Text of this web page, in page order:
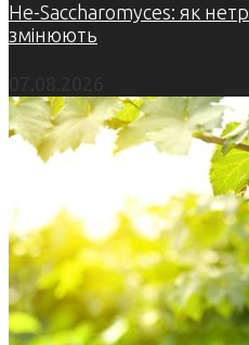
Не-Saccharomyces: як
змінюють